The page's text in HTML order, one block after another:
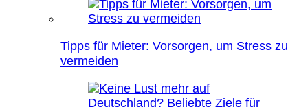
Tipps für Mieter: Vorsorgen, um Stress zu
vermeiden